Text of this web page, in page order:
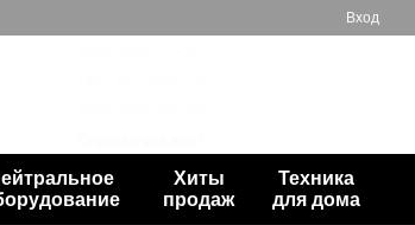
Вход
Хиты
продаж
Техника
для дома